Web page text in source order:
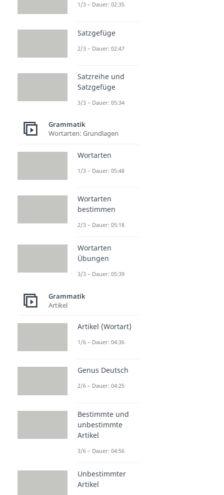
1/3 – Dauer: 02:35
Satzgefüge
2/3 – Dauer: 02:47
Satzreihe und
Satzgefüge
3/3 – Dauer: 05:34
Grammatik
Wortarten: Grundlagen
Wortarten
1/3 – Dauer: 05:48
Wortarten
bestimmen
2/3 – Dauer: 05:18
Wortarten
Übungen
3/3 – Dauer: 05:39
Grammatik
Artikel
Artikel (Wortart)
1/6 – Dauer: 04:36
Genus Deutsch
2/6 – Dauer: 04:25
Bestimmte und
unbestimmte
Artikel
3/6 – Dauer: 04:56
Unbestimmter
Artikel